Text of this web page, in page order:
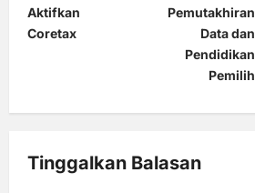
t
n
g
Aktifkan
Coretax
Pemutakhiran
Data dan
Pendidikan
Pemilih
Tinggalkan Balasan